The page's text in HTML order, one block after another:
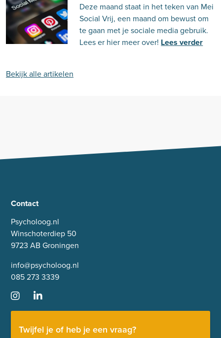
Deze maand staat in het teken van Mei
Social Vrij, een maand om bewust om
te gaan met je sociale media gebruik.
Lees er hier meer over! Lees verder
Bekijk alle artikelen
Contact
Psycholoog.nl
Winschoterdiep 50
9723 AB Groningen
info@psycholoog.nl
085 273 3339
Twijfel je of heb je een vraag?